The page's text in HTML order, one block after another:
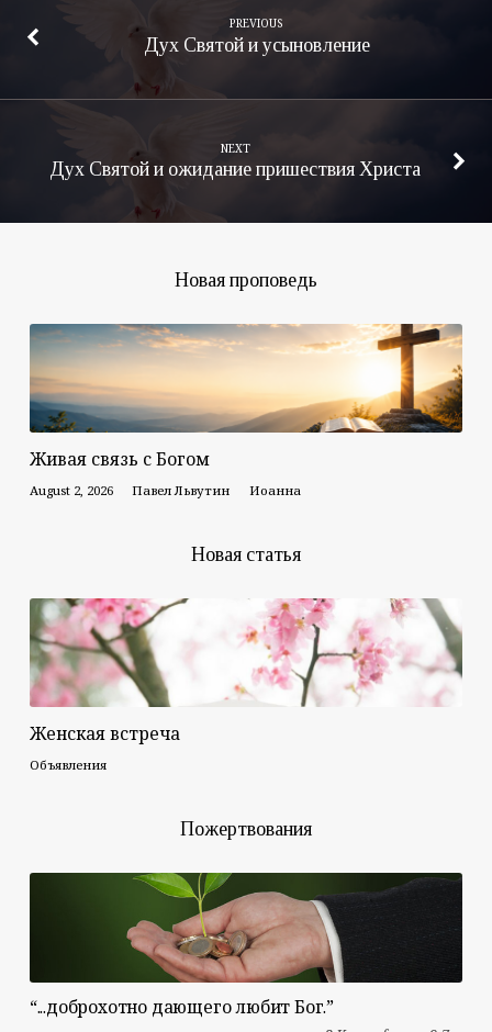
PREVIOUS
Дух Святой и усыновление
NEXT
Дух Святой и ожидание пришествия Христа
Новая проповедь
Живая связь с Богом
August 2, 2026 Павел Львутин Иоанна
Новая статья
Женская встреча
Объявления
Пожертвования
“...доброхотно дающего любит Бог.”